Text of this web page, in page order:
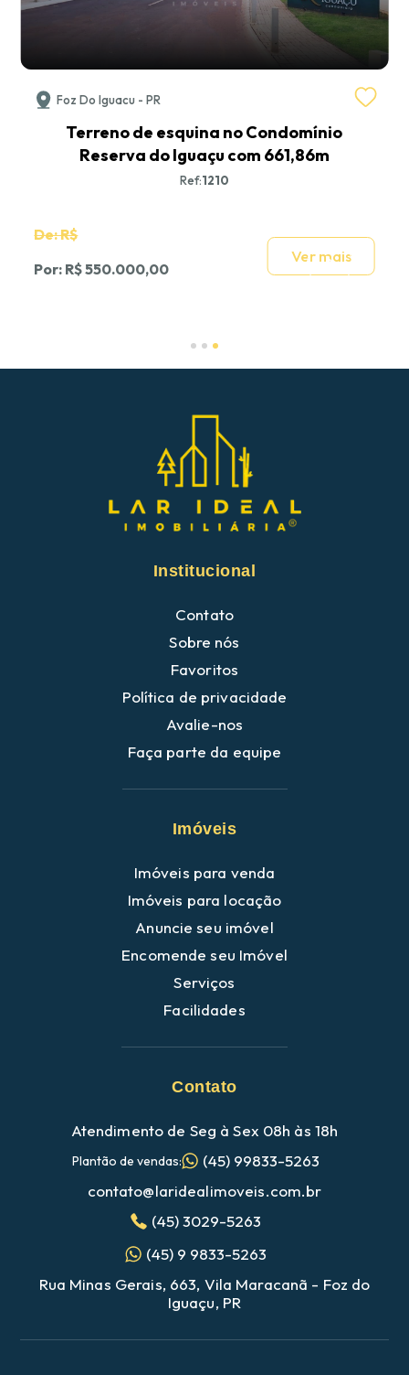
Foz Do Iguacu - PR
Terreno de esquina no Condomínio
Reserva do Iguaçu com 661,86m
Ref:1210
De: R$
Por: R$ 550.000,00
Ver mais
Institucional
Contato
Sobre nós
Favoritos
Política de privacidade
Avalie-nos
Faça parte da equipe
Imóveis
Imóveis para venda
Imóveis para locação
Anuncie seu imóvel
Encomende seu Imóvel
Serviços
Facilidades
Contato
Atendimento de Seg à Sex 08h às 18h
Plantão de vendas:
(45) 99833-5263
contato@laridealimoveis.com.br
(45) 3029-5263
(45) 9 9833-5263
Rua Minas Gerais, 663, Vila Maracanã - Foz do
Iguaçu, PR